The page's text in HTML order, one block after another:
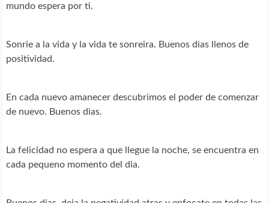
mundo espera por ti.
Sonrie a la vida y la vida te sonreira. Buenos dias llenos de
positividad.
En cada nuevo amanecer descubrimos el poder de comenzar
de nuevo. Buenos dias.
La felicidad no espera a que llegue la noche, se encuentra en
cada pequeno momento del dia.